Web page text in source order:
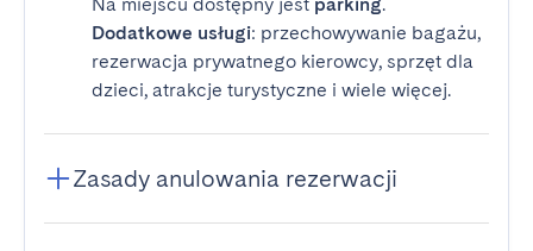
Dodatkowe usługi: przechowywanie bagażu,
rezerwacja prywatnego kierowcy, sprzęt dla
dzieci, atrakcje turystyczne i wiele więcej.
Zasady anulowania rezerwacji